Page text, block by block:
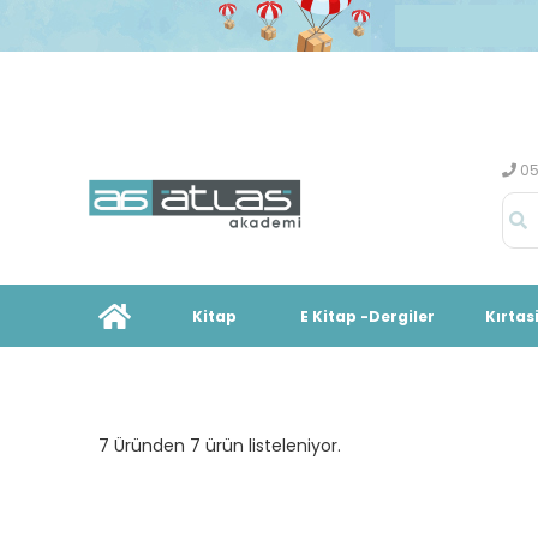
Kitap E Kitap -Dergiler
7 Üründen 7 ürün listeleniyor.